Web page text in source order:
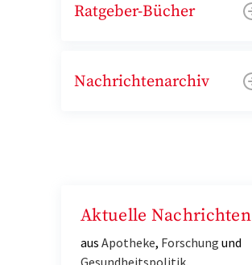
Ratgeber-Bücher
Nachrichtenarchiv
Aktuelle Nachrichten
aus Apotheke, Forschung und
Gesundheitspolitik.